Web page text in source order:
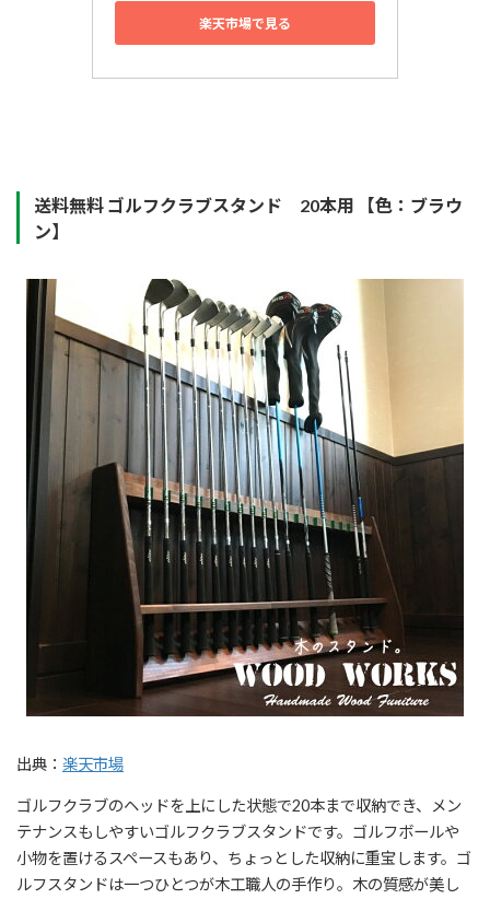
楽天市場で見る
送料無料 ゴルフクラブスタンド 20本用 【色：ブラウ
ン】
出典： 楽天市場
ゴルフクラブのヘッドを上にした状態で20本まで収納でき、メン
テナンスもしやすいゴルフクラブスタンドです。ゴルフボールや
小物を置けるスペースもあり、ちょっとした収納に重宝します。ゴ
ルフスタンドは一つひとつが木工職人の手作り。木の質感が美し